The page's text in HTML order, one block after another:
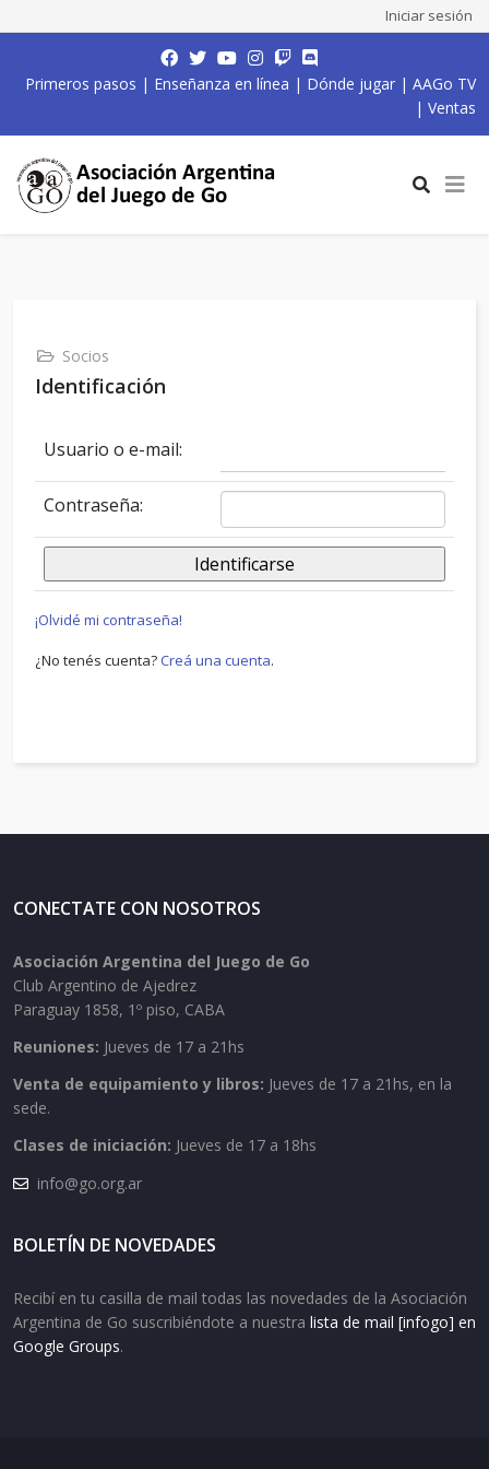
Iniciar sesión
Primeros pasos | Enseñanza en línea | Dónde jugar | AAGo TV
| Ventas
Socios
Identificación
Usuario o e-mail:
Contraseña:
¡Olvidé mi contraseña!
¿No tenés cuenta?Creá una cuenta.
CONECTATE CON NOSOTROS
Asociación Argentina del Juego de Go
Club Argentino de Ajedrez
Paraguay 1858, 1º piso, CABA
Reuniones: Jueves de 17 a 21hs
Venta de equipamiento y libros: Jueves de 17 a 21hs, en la
sede.
Clases de iniciación: Jueves de 17 a 18hs
info@go.org.ar
BOLETÍN DE NOVEDADES
Recibí en tu casilla de mail todas las novedades de la Asociación
Argentina de Go suscribiéndote a nuestra lista de mail [infogo] en
Google Groups.